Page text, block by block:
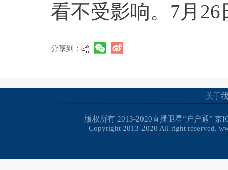
看不受影响。7月
分享到：
关于
版权所有 2013-2020直播卫星“户户通” 京
Copyright 2013-2020 All right reserved.